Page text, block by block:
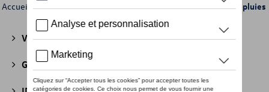
Accueil >Pour vous >Active Collection >Accessoires > Parapluies
Volkswagen Collection(30)
GTI Collection